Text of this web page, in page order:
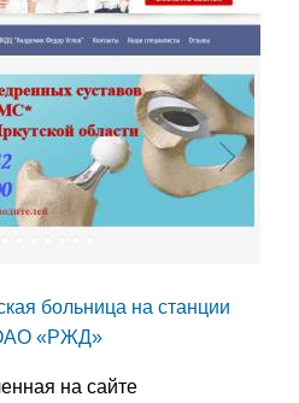
больница на станции
ОАО «РЖД»
на сайте